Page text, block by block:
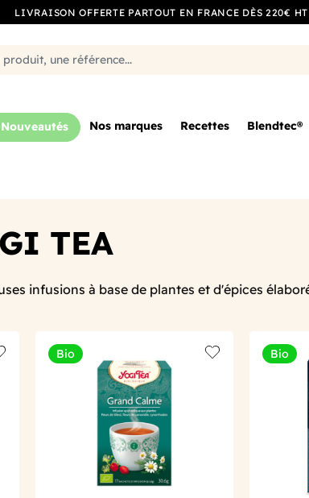
LIVRAISON OFFERTE PARTOUT EN FRANCE DÈS 220€ HT
Nouveautés Nos marques Recettes Blendtec®
TEA
infusions à base de plantes et d'épices
to wishlist
Bio
Add to wishlist
Bio